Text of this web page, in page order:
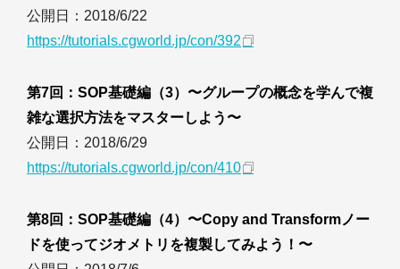
公開日：2018/6/22
https://tutorials.cgworld.jp/con/392
第7回：SOP基礎編（3）〜グループの概念を学んで複
雑な選択方法をマスターしよう〜
公開日：2018/6/29
https://tutorials.cgworld.jp/con/410
第8回：SOP基礎編（4）〜Copy and Transformノー
ドを使ってジオメトリを複製してみよう！〜